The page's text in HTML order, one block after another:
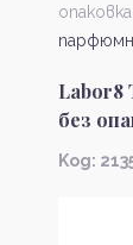
Labor8
без
Kод: